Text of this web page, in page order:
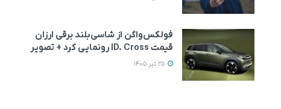
فولکس‌واگن از شاسی‌بلند برقی ارزان
قیمت ID. Cross رونمایی کرد + تصویر